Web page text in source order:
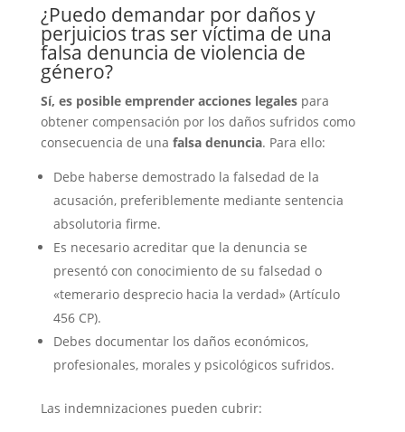
¿Puedo demandar por daños y
perjuicios tras ser víctima de una
falsa denuncia de violencia de
género?
Sí, es posible emprender acciones legalespara
obtener compensación por los daños sufridos como
consecuencia de una falsa denuncia. Para ello:
Debe haberse demostrado la falsedad de la
acusación, preferiblemente mediante sentencia
absolutoria firme.
Es necesario acreditar que la denuncia se
presentó con conocimiento de su falsedad o
«temerario desprecio hacia la verdad» (Artículo
456 CP).
Debes documentar los daños económicos,
profesionales, morales y psicológicos sufridos.
Las indemnizaciones pueden cubrir: